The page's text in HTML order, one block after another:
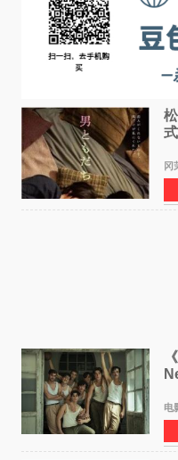
冈
（
电
11